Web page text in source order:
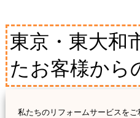
東京・東大和
たお客様から
私たちのリフォームサービスを